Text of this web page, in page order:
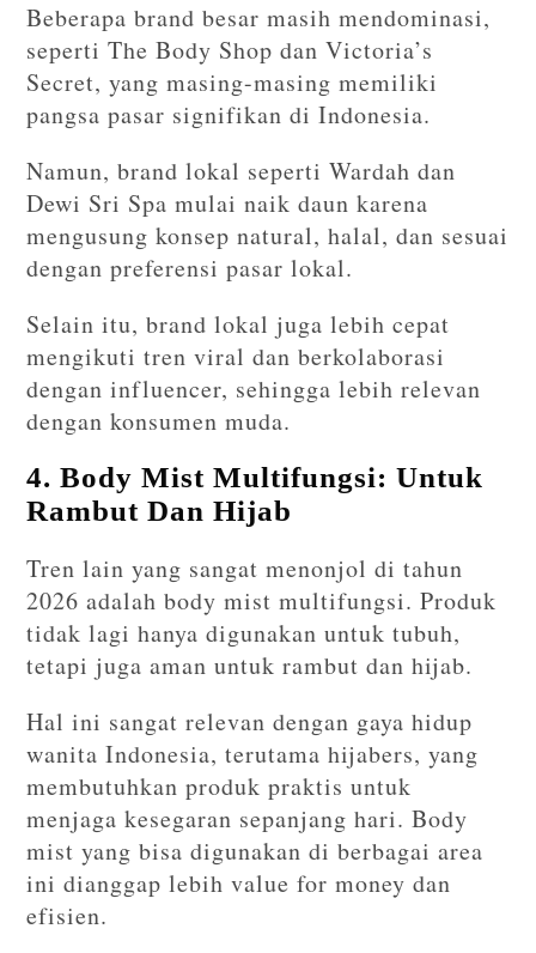
Beberapa brand besar masih mendominasi,
sepertiThe Body Shop danVictoria’s
Secret, yang masing-masing memiliki
pangsa pasar signifikan di Indonesia.
Namun, brand lokal sepertiWardah dan
Dewi Sri Spa mulai naik daun karena
mengusung konsep natural, halal, dan sesuai
dengan preferensi pasar lokal.
Selain itu, brand lokal juga lebih cepat
mengikuti tren viral dan berkolaborasi
dengan influencer, sehingga lebih relevan
dengan konsumen muda.
4. Body Mist Multifungsi: Untuk
Rambut Dan Hijab
Tren lain yang sangat menonjol di tahun
2026 adalah body mist multifungsi. Produk
tidak lagi hanya digunakan untuk tubuh,
tetapi juga aman untuk rambut dan hijab.
Hal ini sangat relevan dengan gaya hidup
wanita Indonesia, terutama hijabers, yang
membutuhkan produk praktis untuk
menjaga kesegaran sepanjang hari. Body
mist yang bisa digunakan di berbagai area
ini dianggap lebih value for money dan
efisien.